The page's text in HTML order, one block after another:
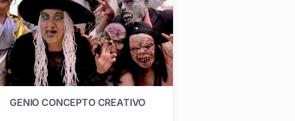
GENIO CONCEPTO CREATIVO